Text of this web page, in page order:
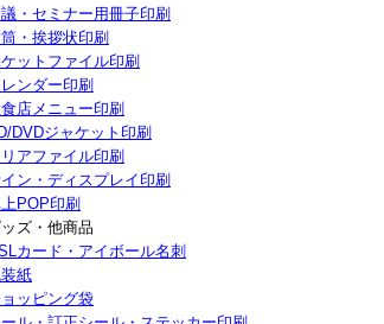
・セミナー用冊子印刷
・挨拶状印刷
ットファイル印刷
ンダー印刷
店メニュー印刷
DVDジャケット印刷
アファイル印刷
ン・ディスプレイ印刷
POP印刷
ズ・他商品
カード・アイボール名刺
紙
ッピング袋